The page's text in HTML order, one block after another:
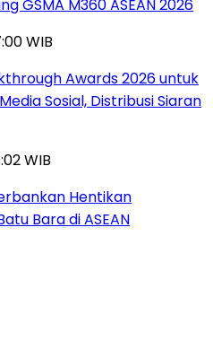
GSMA M360 ASEAN 2026
WIB
Awards 2026 untuk
Sosial, Distribusi Siaran
WIB
Hentikan
Bara di ASEAN